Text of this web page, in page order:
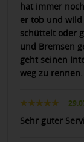
hat immer
er tob und
schüttelt oder
und Bremsen
geht seinen
weg zu rennen.
Sehr guter